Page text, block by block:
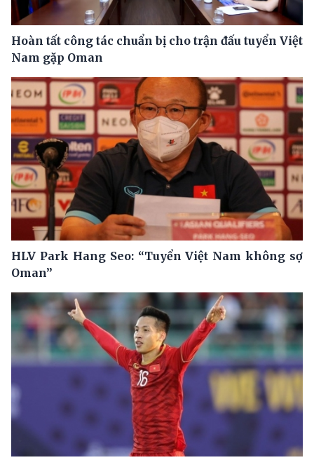
Hoàn tất công tác chuẩn bị cho trận đấu tuyển Việt
Nam gặp Oman
HLV Park Hang Seo: “Tuyển Việt Nam không sợ
Oman”